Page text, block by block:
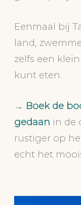
Eenmaal bij
land,
zelfs een
kunt eten.
→ Boek de
gedaan in de
rustiger op
echt het